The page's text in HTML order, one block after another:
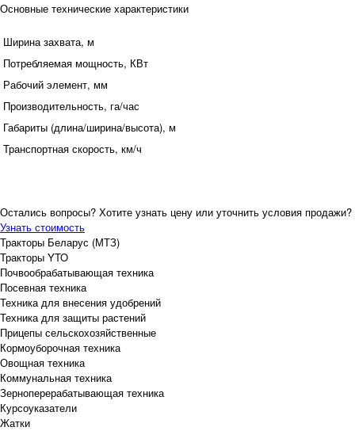
Основные технические характеристики
Ширина захвата, м
Потребляемая мощность, КВт
Рабочий элемент, мм
Производительность, га/час
Габариты (длина/ширина/высота), м
Транспортная скорость, км/ч
Остались вопросы? Хотите узнать цену или уточнить условия продажи?
Узнать стоимость
Тракторы Беларус (МТЗ)
Тракторы YTO
Почвообрабатывающая техника
Посевная техника
Техника для внесения удобрений
Техника для защиты растений
Прицепы сельскохозяйственные
Кормоуборочная техника
Овощная техника
Коммунальная техника
Зерноперерабатывающая техника
Курсоуказатели
Жатки